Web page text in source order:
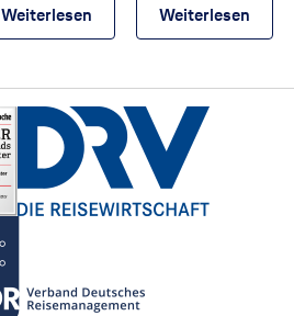
Weiterlesen
Weiterlesen